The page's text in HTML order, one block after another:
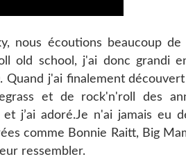
nous écoutions beaucoup
old school, j'ai donc grandi
Quand j'ai finalement
et de rock'n'roll des
j’ai adoré.Je n'ai jamais eu
comme Bonnie Raitt, Big
ressembler.